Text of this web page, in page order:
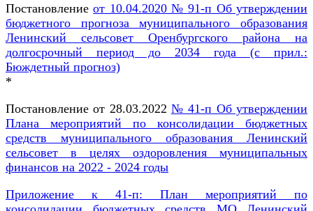
Постановлениеот 10.04.2020 № 91-п Об утверждении
бюджетного прогноза муниципального образования
Ленинский сельсовет Оренбургского района на
долгосрочный период до 2034 года (с прил.:
Бюждетный прогноз)
*
Постановление от 28.03.2022 № 41-п Об утверждении
Плана мероприятий по консолидации бюджетных
средств муниципального образования Ленинский
сельсовет в целях оздоровления муниципальных
финансов на 2022 - 2024 годы
Приложение к 41-п: План мероприятий по